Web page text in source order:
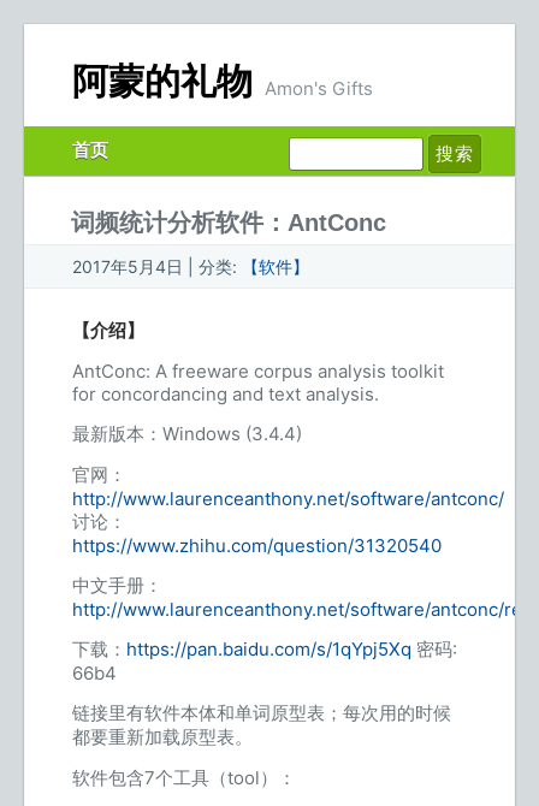
阿蒙的礼物 Amon's Gifts
首页
词频统计分析软件：AntConc
2017年5月4日 | 分类: 【软件】
【介绍】
AntConc: A freeware corpus analysis toolkit
for concordancing and text analysis.
最新版本：Windows (3.4.4)
官网：
http://www.laurenceanthony.net/software/antconc/
讨论：
https://www.zhihu.com/question/31320540
中文手册：
http://www.laurenceanthony.net/software/antconc/
下载： https://pan.baidu.com/s/1qYpj5Xq 密码:
66b4
链接里有软件本体和单词原型表；每次用的时候
都要重新加载原型表。
软件包含7个工具（tool）：